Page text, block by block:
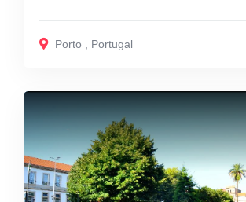
Porto Portugal